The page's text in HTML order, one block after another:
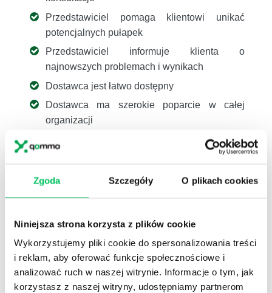
Zgoda Szczegóły O plikach cookies
Niniejsza strona korzysta z plików cookie
Wykorzystujemy pliki cookie do spersonalizowania treści
i reklam, aby oferować funkcje społecznościowe i
analizować ruch w naszej witrynie. Informacje o tym, jak
korzystasz z naszej witryny, udostępniamy partnerom
Przedstawiciel pomaga klientowi unikać
potencjalnych pułapek
Przedstawiciel informuje klienta o
najnowszych problemach i wynikach
Dostawca jest łatwo dostępny
Dostawca ma szerokie poparcie w całej
organizacji
Podejście dydaktyczne, podkreślone wThe
Komercyjnego”, co oznacza, że przedstawiciel
Takie podejście wymaga, żebyś:
Pokazał swojemocne strony. Dlaczego
ludzie mieliby kupować akurat od ciebie, a nie
kogokolwiek innego?